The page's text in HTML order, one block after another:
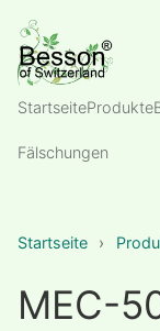
StartseiteProdukte
Fälschungen
Startseite ›
MEC-